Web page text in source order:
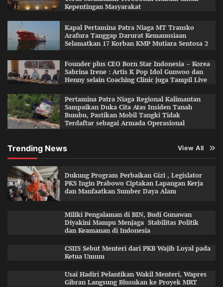
Kepentingan Masyarakat
Kapal Pertamina Patra Niaga MT Transko
Arafura Tanggap Darurat Kemanusiaan
Selamatkan 17 Korban KMP Mutiara Sentosa 2
Founder plus CEO Born Star Indonesia – Korea
Sabrina Irene : Artis K Pop Idol Gunwoo dan
Henny selain Coaching Clinic juga Tampil Live
Pertamina Patra Niaga Regional Kalimantan
Sampaikan Duka Cita Atas Insiden Tanah
Bumbu, Pastikan Mobil Tangki Tidak
Terdaftar sebagai Armada Operasional
Trending News View All
Dukung Program Perbaikan Gizi , Legislator
PKS Ingin Prabowo Ciptakan Lapangan Kerja
dan Manfaatkan Sumber Daya Alam
Miliki Pengalaman di BIN, Budi Gunawan
Diyakini Mampu Menjaga Stabilitas Politik
dan Keamanan di Indonesia
CSIIS Sebut Menteri dari PKB Wajib Loyal pada
Ketua Umum
Usai Hadiri Pelantikan Wakil Menteri, Wapres
Gibran Langsung Blusukan ke Proyek MRT